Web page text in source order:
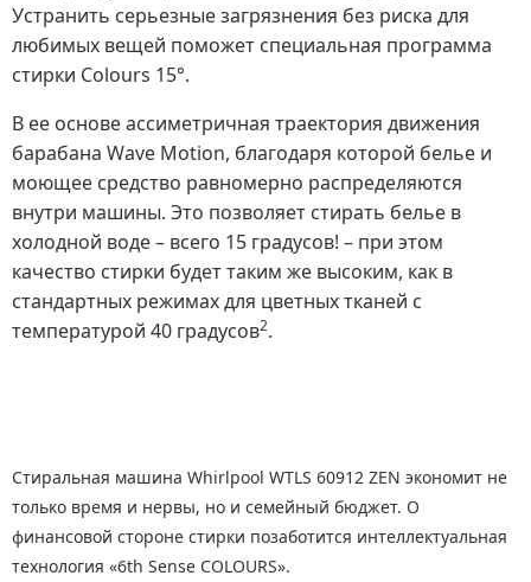
Устранить серьезные загрязнения без риска для
любимых вещей поможет специальная программа
стирки Colours 15°.
В ее основе ассиметричная траектория движения
барабана Wave Motion, благодаря которой белье и
моющее средство равномерно распределяются
внутри машины. Это позволяет стирать белье в
холодной воде – всего 15 градусов! – при этом
качество стирки будет таким же высоким, как в
стандартных режимах для цветных тканей с
температурой 40 градусов2.
Стиральная машина Whirlpool WTLS 60912 ZEN экономит не
только время и нервы, но и семейный бюджет. О
финансовой стороне стирки позаботится интеллектуальная
технология «6th Sense COLOURS».